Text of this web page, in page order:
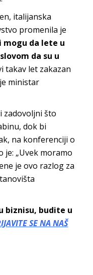
italijanska
promenila je
mogu da lete u
da su u
takav let zakazan
ministar
zadovoljni što
dok bi
na konferenciji o
je: „Uvek moramo
je ovo razlog za
biznisu, budite u
SE NA NAŠ